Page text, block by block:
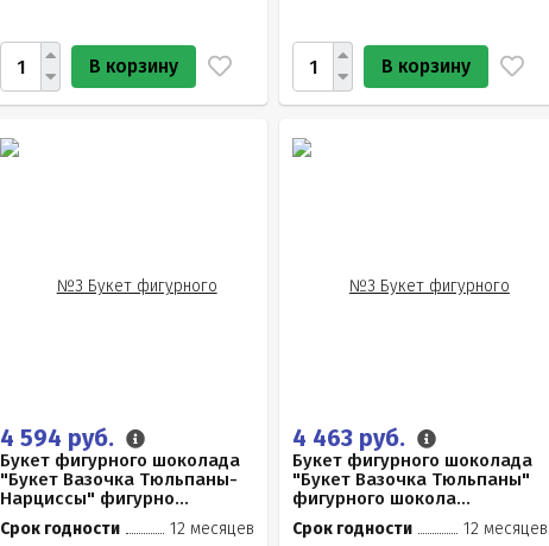
В корзину В корзину
4 594 руб.
Букет фигурного шоколада
"Букет Вазочка Тюльпаны-
Нарциссы" фигурно...
Срок годности
12 месяцев
4 463 руб.
Букет фигурного шоколада
"Букет Вазочка Тюльпаны"
фигурного шокола...
Срок годности
12 месяцев